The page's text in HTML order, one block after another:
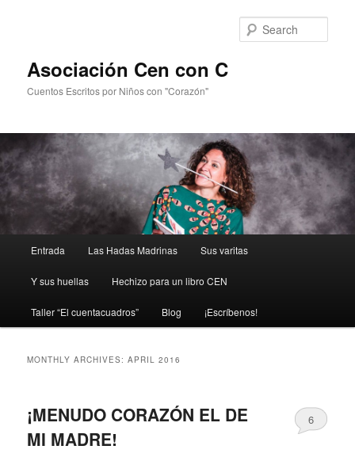
Asociación Cen con C
Cuentos Escritos por Niños con "Corazón"
Skip
to
primary
content
Skip
to
secondary
content
Entrada Las Hadas Madrinas Sus varitas
Y sus huellas Hechizo para un libro CEN
Taller “El cuentacuadros” Blog ¡Escríbenos!
MONTHLY ARCHIVES:APRIL 2016
¡MENUDO CORAZÓN EL DE
MI MADRE!
6